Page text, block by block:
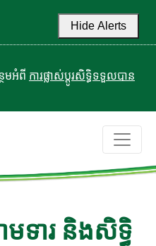
Hide Alerts
មអំពី ការផ្លាស់ប្តូរសិទ្ធិទទួលបាន
មទារ និងសិទ្ធិ